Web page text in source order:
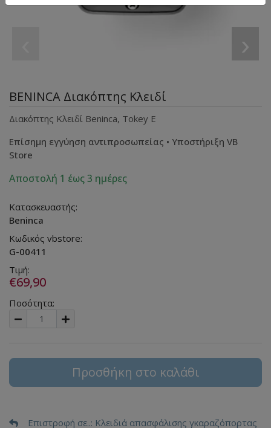
›
BENINCA Διακόπτης Κλειδί
Διακόπτης Κλειδί Beninca, Tokey E
Επίσημη εγγύηση αντιπροσωπείας • Υποστήριξη VB
Store
Αποστολή 1 έως 3 ημέρες
Κατασκευαστής:
Beninca
Κωδικός vbstore:
G-00411
Τιμή:
€69,90
Ποσότητα:
Προσθήκη στο καλάθι
Επιστροφή σε..: Κλειδιά απασφάλισης γκαραζόπορτας